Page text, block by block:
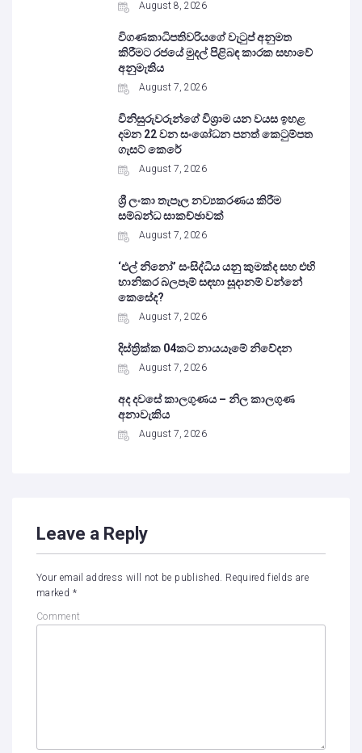
August 8, 2026
විගණකාධිපතිවරියගේ වැටුප් අනුමත
කිරීමට රජයේ මුදල් පිළිබඳ කාරක සභාවේ
අනුමැතිය
August 7, 2026
විනිසුරුවරුන්ගේ විශ්‍රාම යන වයස ඉහළ
දමන 22 වන සංශෝධන පනත් කෙටුම්පත
ගැසට් කෙරේ
August 7, 2026
ශ්‍රී ලංකා තැපෑල නව්‍යකරණය කිරීම
සම්බන්ධ සාකච්ඡාවක්
August 7, 2026
‘එල් නිනෝ’ සංසිද්ධිය යනු කුමක්ද සහ එහි
හානිකර බලපෑම් සඳහා සූදානම් වන්නේ
කෙසේද?
August 7, 2026
දිස්ත්‍රික්ක 04කට නායයෑමේ නිවේදන
August 7, 2026
අද දවසේ කාලගුණය – නිල කාලගුණ
අනාවැකිය
August 7, 2026
Leave a Reply
Your email address will not be published. Required fields are
marked *
Comment